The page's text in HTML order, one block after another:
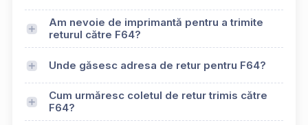
Am nevoie de imprimantă pentru a trimite
returul către F64?
Unde găsesc adresa de retur pentru F64?
Cum urmăresc coletul de retur trimis către
F64?